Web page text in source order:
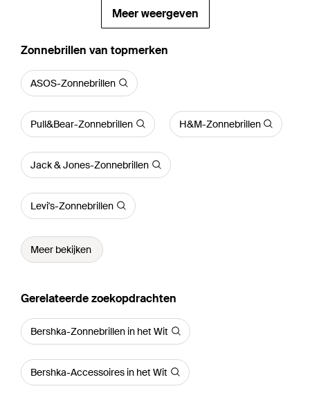
Meer weergeven
‪Zonnebrillen‬ van topmerken
ASOS-Zonnebrillen
Pull&Bear-Zonnebrillen H&M-Zonnebrillen
Jack & Jones-Zonnebrillen
Levi's-Zonnebrillen
Meer bekijken
Gerelateerde zoekopdrachten
Bershka-Zonnebrillen in het Wit
Bershka-Accessoires in het Wit